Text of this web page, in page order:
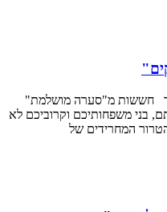
חששות מ"סערה מושלמת"
בני משפחותיכם וקרוביכם לא
המחרידים של